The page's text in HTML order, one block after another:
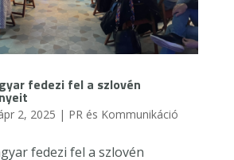
fedezi fel a szlovén
2, 2025 | PR és Kommunikáció
fedezi fel a szlovén